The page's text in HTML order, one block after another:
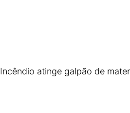
Incêndio atinge galpão de